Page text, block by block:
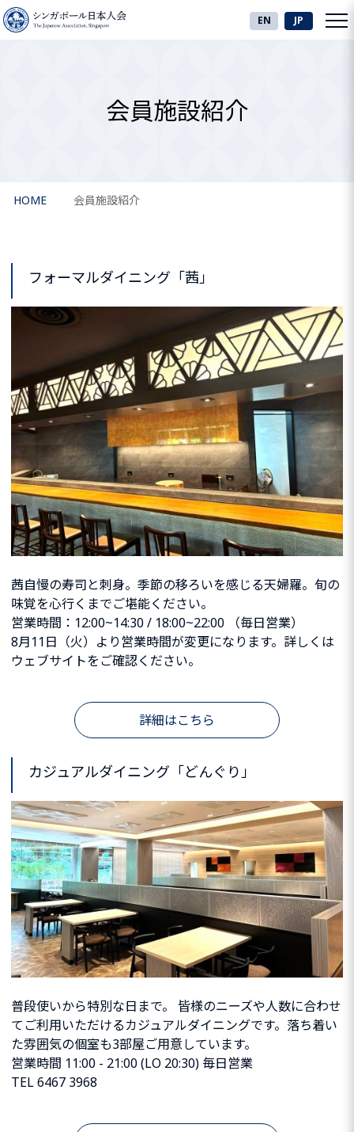
EN JP
会員施設紹介
HOME 会員施設紹介
フォーマルダイニング「茜」
茜自慢の寿司と刺身。季節の移ろいを感じる天婦羅。旬の
味覚を心行くまでご堪能ください。
営業時間：12:00~14:30 / 18:00~22:00 （毎日営業）
8月11日（火）より営業時間が変更になります。詳しくは
ウェブサイトをご確認ください。
詳細はこちら
カジュアルダイニング「どんぐり」
普段使いから特別な日まで。 皆様のニーズや人数に合わせ
てご利用いただけるカジュアルダイニングです。落ち着い
た雰囲気の個室も3部屋ご用意しています。
営業時間 11:00 - 21:00 (LO 20:30) 毎日営業
TEL 6467 3968